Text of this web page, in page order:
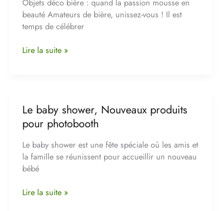
beauté Amateurs de bière, unissez-vous ! Il est
temps de célébrer
Lire la suite »
Le baby shower, Nouveaux produits
pour photobooth
Le baby shower est une fête spéciale où les amis et
la famille se réunissent pour accueillir un nouveau
bébé
Le
baby
shower,
Nouveaux
produits
pour
Lire la suite »